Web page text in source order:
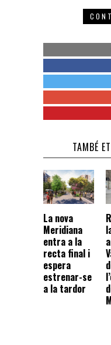
TAMBÉ
La nova
Meridiana
entra a la
recta final i
espera
estrenar-se
a la tardor